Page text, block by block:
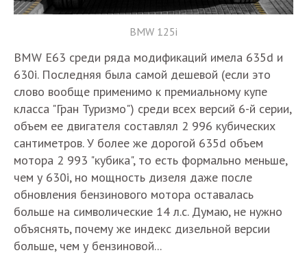
BMW 125i​
BMW E63 среди ряда модификаций имела 635d и
630i. Последняя была самой дешевой (если это
слово вообще применимо к премиальному купе
класса "Гран Туризмо") среди всех версий 6-й серии,
объем ее двигателя составлял 2 996 кубических
сантиметров. У более же дорогой 635d объем
мотора 2 993 "кубика", то есть формально меньше,
чем у 630i, но мощность дизеля даже после
обновления бензинового мотора оставалась
больше на символические 14 л.с. Думаю, не нужно
объяснять, почему же индекс дизельной версии
больше, чем у бензиновой...